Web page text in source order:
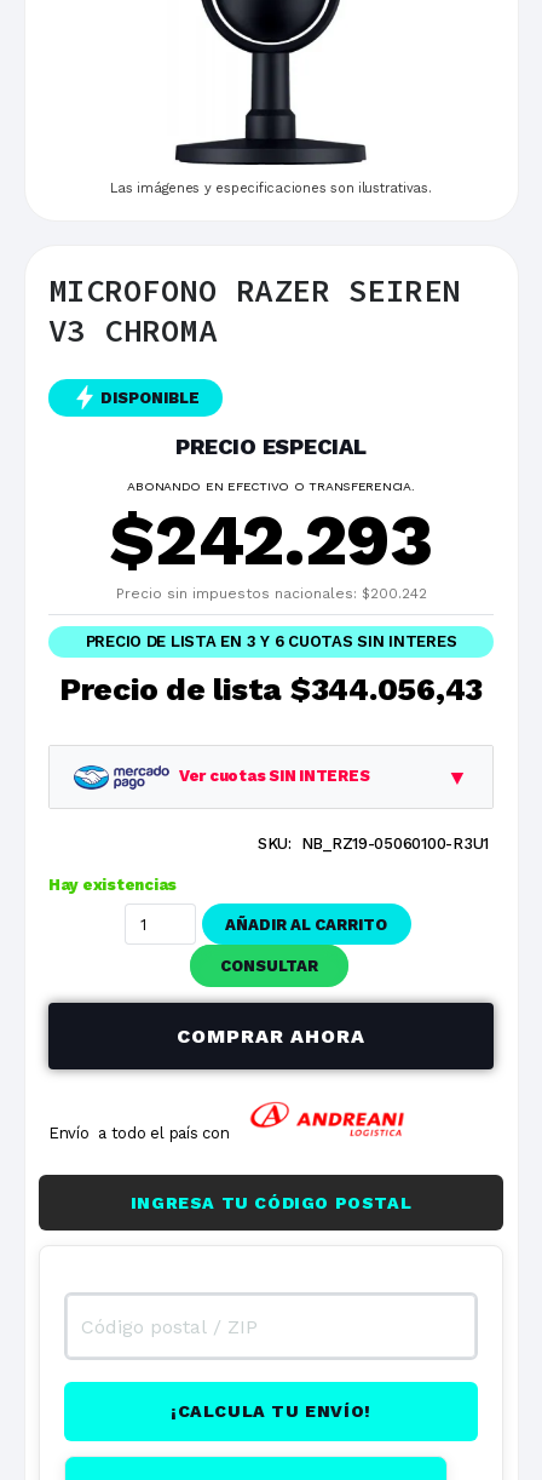
Las imágenes y especificaciones son ilustrativas.
MICROFONO RAZER SEIREN
V3 CHROMA
DISPONIBLE
PRECIO ESPECIAL
ABONANDO EN EFECTIVO O TRANSFERENCIA.
$242.293
Precio sin impuestos nacionales: $200.242
PRECIO DE LISTA EN 3 Y 6 CUOTAS SIN INTERES
Precio de lista $344.056,43
Ver cuotas SIN INTERES ▼
Cuota Total
1 cuotas
3 cuotas $114.685,48 $344.056,43
$57.342,74
SKU: NB_RZ19-05060100-R3U1
Hay existencias
AÑADIR AL CARRITO
CONSULTAR
COMPRAR AHORA
Envío a todo el país con
INGRESA TU CÓDIGO POSTAL
¡CALCULA TU ENVÍO!